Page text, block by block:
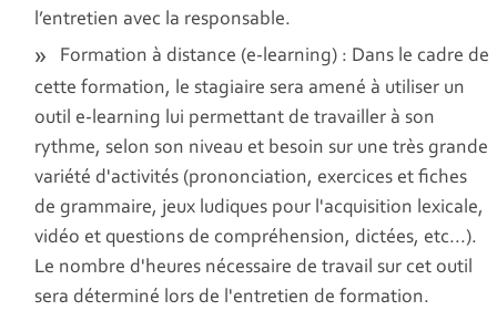
l’entretien avec la responsable.
Formation à distance (e-learning) : Dans le cadre de
cette formation, le stagiaire sera amené à utiliser un
outil e-learning lui permettant de travailler à son
rythme, selon son niveau et besoin sur une très grande
variété d'activités (prononciation, exercices et fiches
de grammaire, jeux ludiques pour l'acquisition lexicale,
vidéo et questions de compréhension, dictées, etc...).
Le nombre d'heures nécessaire de travail sur cet outil
sera déterminé lors de l'entretien de formation.